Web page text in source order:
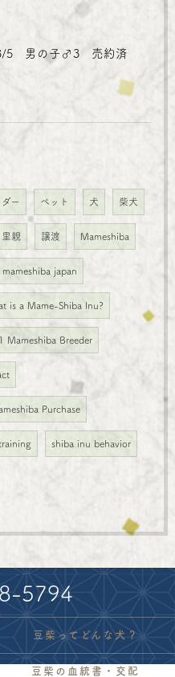
5 男の子♂3 売約済
ー ペット 犬 柴犬
里親 譲渡 Mameshiba
mameshiba japan
is a Mame-Shiba Inu?
Mameshiba Breeder
Purchase
shiba inu behavior
5794
豆柴ってどんな犬？
豆柴の血統書・交配